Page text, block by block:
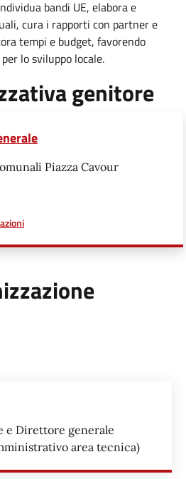
bandi UE, elabora e
cura i rapporti con partner e
tempi e budget, favorendo
lo sviluppo locale.
genitore
Piazza Cavour
a proposito di
e Direttore generale
area tecnica)